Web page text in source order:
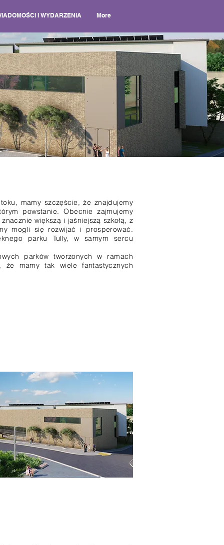
I WYDARZENIA More
mamy szczęście, że znajdujemy
powstanie. Obecnie zajmujemy
większą i jaśniejszą szkołą, z
mogli się rozwijać i prosperować.
parku Tully, w samym sercu
parków tworzonych w ramach
że mamy tak wiele fantastycznych